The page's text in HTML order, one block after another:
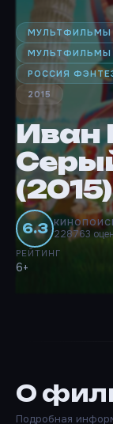
МУЛЬТФИЛЬМЫ
МУЛЬТФИЛЬМЫ
РОССИЯ
2015
Иван
(2015)
6.3 228763
РЕЙТИНГ
6+
О
Подробная